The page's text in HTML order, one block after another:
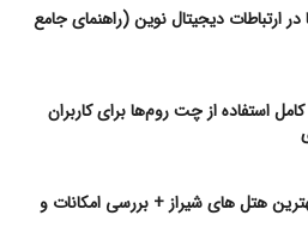
دیجیتال نوین (راهنمای جامع
استفاده از چت روم‌ها برای کاربران
از بهترین هتل های شیراز + بررسی امکانات و